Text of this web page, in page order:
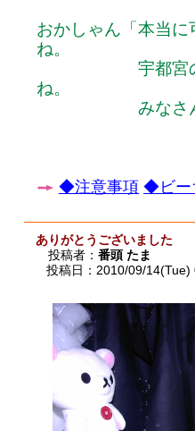
おかしゃん「本当
ね。
宇都宮のクマ
ね。
みなさん、色
◆注意事項 ◆ビー
ありがとうございました
投稿者： 番頭 たま
投稿日：2010/09/